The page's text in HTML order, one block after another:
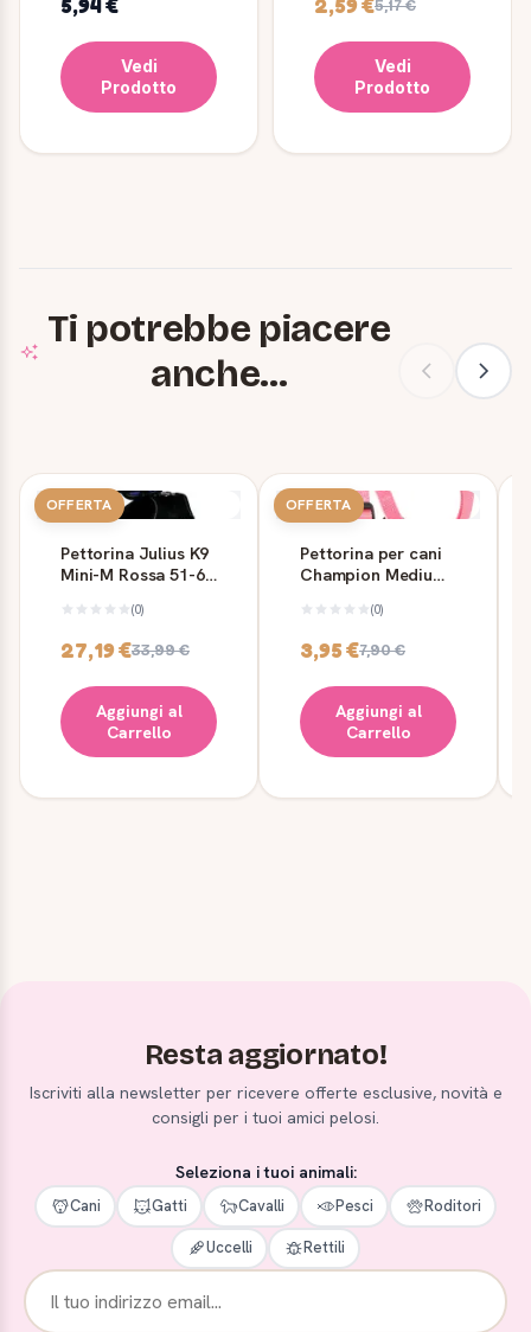
5,94 €
Vedi
Prodotto
2,59 €5,17 €
Vedi
Prodotto
Ti potrebbe piacere
anche...
OFFERTA
Pettorina Julius K9
Mini-M Rossa 51-67
(0)
27,19 €33,99 €
Aggiungi al
Carrello
OFFERTA
Pettorina per cani
Champion Medium
(0)
3,95 €7,90 €
Aggiungi al
Carrello
Resta aggiornato!
Iscriviti alla newsletter per ricevere offerte esclusive, novità e
consigli per i tuoi amici pelosi.
Seleziona i tuoi animali:
Cani Gatti Cavalli Pesci Roditori
Uccelli Rettili